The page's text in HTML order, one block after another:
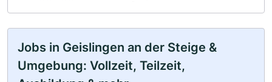
Jobs in Geislingen an der Steige &
Umgebung: Vollzeit, Teilzeit,